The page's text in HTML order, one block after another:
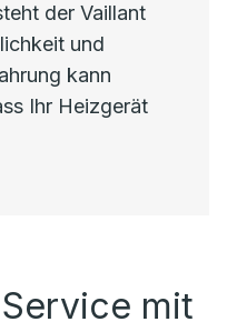
der Vaillant
und
kann
Ihr Heizgerät
mit